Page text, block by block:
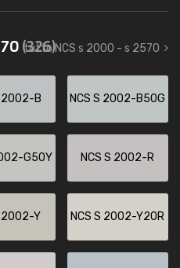
(326)
tutto NCS s 2000 - s 2570
2002-B NCS S 2002-B50G
G50Y NCS S 2002-R
2002-Y NCS S 2002-Y20R